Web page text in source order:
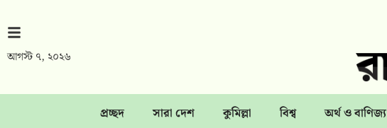
আগস্ট ৭, ২০২৬
প্রচ্ছদ সারা দেশ কুমিল্লা বিশ্ব অর্থ ও বাণিজ্য